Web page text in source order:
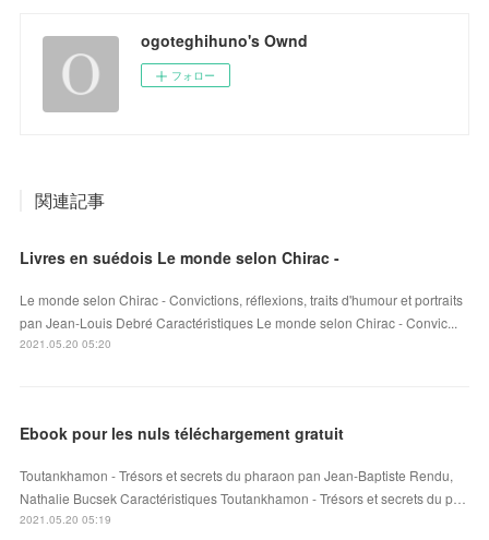
ogoteghihuno's Ownd
フォロー
関連記事
Livres en suédois Le monde selon Chirac -
Le monde selon Chirac - Convictions, réflexions, traits d'humour et portraits
pan Jean-Louis Debré Caractéristiques Le monde selon Chirac - Convic...
2021.05.20 05:20
Ebook pour les nuls téléchargement gratuit
Toutankhamon - Trésors et secrets du pharaon pan Jean-Baptiste Rendu,
Nathalie Bucsek Caractéristiques Toutankhamon - Trésors et secrets du p…
2021.05.20 05:19